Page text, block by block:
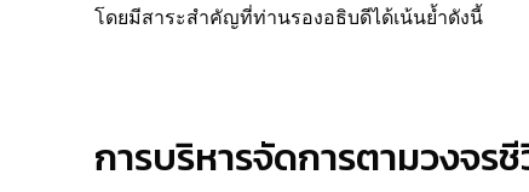
โดยมีสาระสำคัญที่ท่านรองอธิบดีได้เน้นย้ำดังนี้
การบริหารจัดการตามวงจร